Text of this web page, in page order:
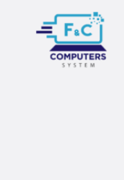
contenido